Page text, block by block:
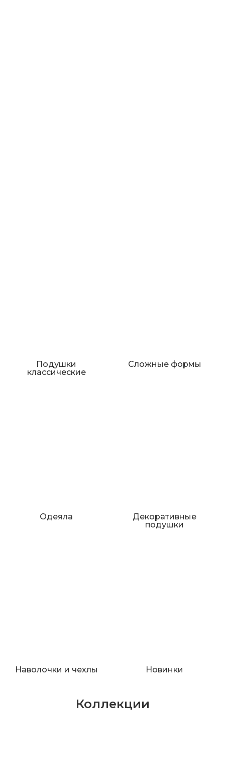
Подушки
классические
Сложные формы
Одеяла
Декоративные
подушки
Наволочки и чехлы Новинки
Коллекции